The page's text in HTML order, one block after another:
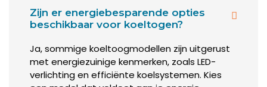
Het nadeel van geforceerde koeling is dat uw onverpakte
producten snel(ler) kunnen uitdrogen. Er zijn gelukkig
technieken om dit te voorkomen. Met name de duurdere
modellen zijn voorzien van deze systemen.
Zijn er energiebesparende opties
beschikbaar voor koeltogen?
Ja, sommige koeltoogmodellen zijn uitgerust
met energiezuinige kenmerken, zoals LED-
verlichting en efficiënte koelsystemen. Kies